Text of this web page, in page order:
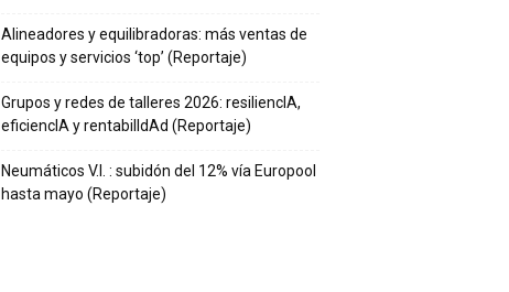
Alineadores y equilibradoras: más ventas de
equipos y servicios ‘top’ (Reportaje)
Grupos y redes de talleres 2026: resiliencIA,
eficiencIA y rentabilIdAd (Reportaje)
Neumáticos V.I. : subidón del 12% vía Europool
hasta mayo (Reportaje)